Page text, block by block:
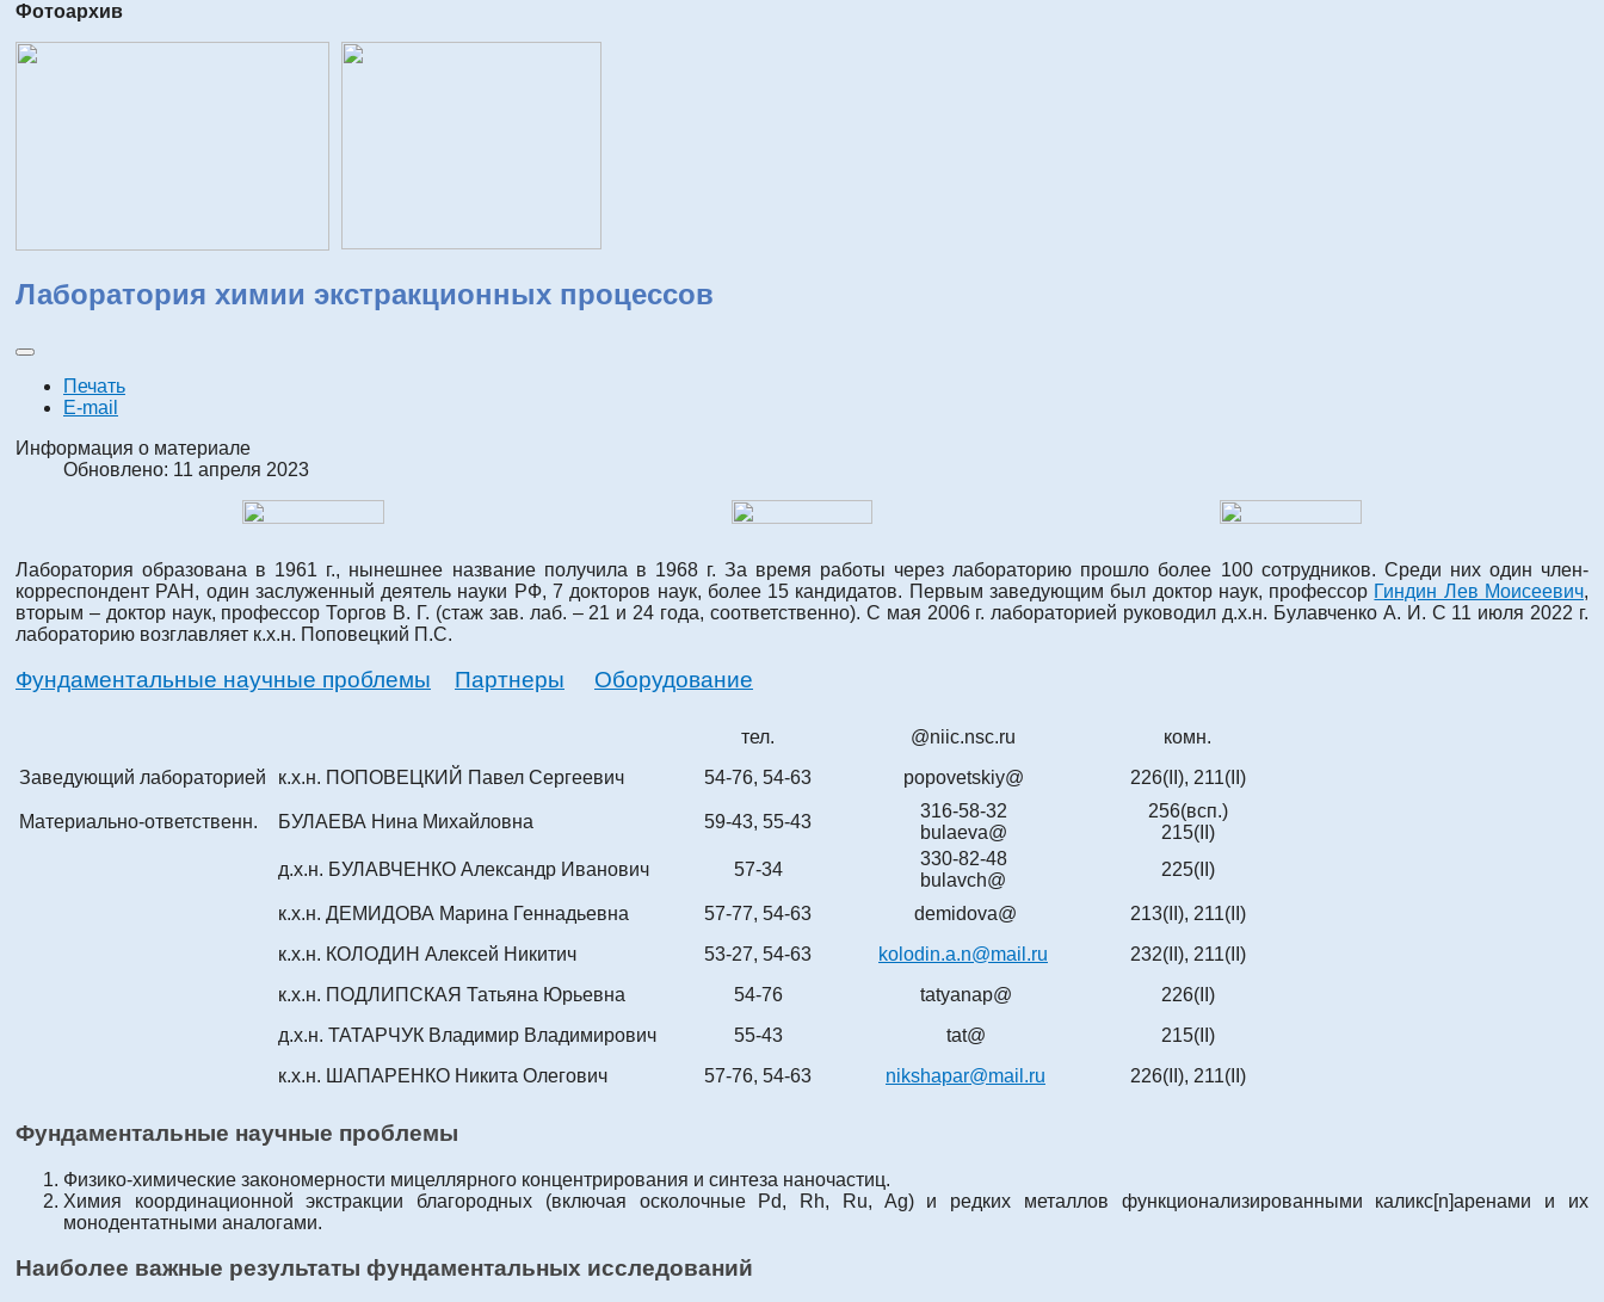
Фотоархив
Лаборатория химии экстракционных процессов
Печать
E-mail
Информация о материале
Обновлено: 11 апреля 2023
Лаборатория образована в 1961 г., нынешнее название получила в 1968 г. За время работы через лабораторию прошло более 100 сотрудников. Среди них один член-
корреспондент РАН, один заслуженный деятель науки РФ, 7 докторов наук, более 15 кандидатов. Первым заведующим был доктор наук, профессор Гиндин Лев Моисеевич,
вторым – доктор наук, профессор Торгов В. Г. (стаж зав. лаб. – 21 и 24 года, соответственно). С мая 2006 г. лабораторией руководил д.х.н. Булавченко А. И. С 11 июля 2022 г.
лабораторию возглавляет к.х.н. Поповецкий П.С.
Фундаментальные научные проблемы Партнеры Оборудование
тел. @niic.nsc.ru
комн.
Заведующий лабораторией
к.х.н. ПОПОВЕЦКИЙ Павел Сергеевич 54-76, 54-63 popovetskiy@ 226(II), 211(II)
Материально-ответственн. БУЛАЕВА Нина Михайловна 59-43, 55-43
316-58-32
bulaeva@
256(всп.)
215(II)
д.х.н. БУЛАВЧЕНКО Александр Иванович
57-34
330-82-48
bulavch@
225(II)
к.х.н. ДЕМИДОВА Марина Геннадьевна 57-77, 54-63 demidova@
213(II), 211(II)
к.х.н. КОЛОДИН Алексей Никитич
53-27, 54-63 kolodin.a.n@mail.ru
232(II), 211(II)
к.х.н. ПОДЛИПСКАЯ Татьяна Юрьевна
54-76 tatyanap@
226(II)
д.х.н. ТАТАРЧУК Владимир Владимирович
55-43 tat@
215(II)
к.х.н. ШАПАРЕНКО Никита Олегович
57-76, 54-63 nikshapar@mail.ru 226(II), 211(II)
Фундаментальные научные проблемы
Физико-химические закономерности мицеллярного концентрирования и синтеза наночастиц.
Химия координационной экстракции благородных (включая осколочные Pd, Rh, Ru, Ag) и редких металлов функционализированными каликс[n]аренами и их
монодентатными аналогами.
Наиболее важные результаты фундаментальных исследований